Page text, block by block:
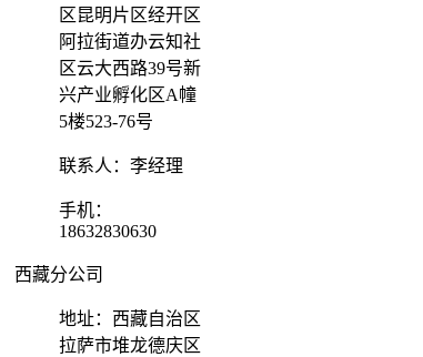
区昆明片区经开区
阿拉街道办云知社
区云大西路39号新
兴产业孵化区A幢
5楼523-76号
联系人：李经理
手机：
18632830630
西藏分公司
地址：西藏自治区
拉萨市堆龙德庆区